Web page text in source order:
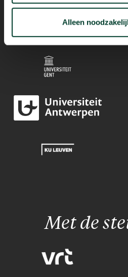
Alleen
Mogelijk
Met de